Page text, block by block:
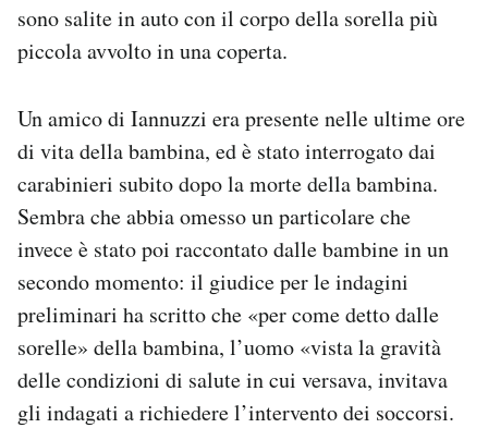
sono salite in auto con il corpo della sorella più
piccola avvolto in una coperta.
Un amico di Iannuzzi era presente nelle ultime ore
di vita della bambina, ed è stato interrogato dai
carabinieri subito dopo la morte della bambina.
Sembra che abbia omesso un particolare che
invece è stato poi raccontato dalle bambine in un
secondo momento: il giudice per le indagini
preliminari ha scritto che «per come detto dalle
sorelle» della bambina, l’uomo «vista la gravità
delle condizioni di salute in cui versava, invitava
gli indagati a richiedere l’intervento dei soccorsi.